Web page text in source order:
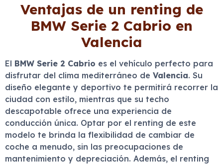
Ventajas de un renting de
BMW Serie 2 Cabrio en
Valencia
El BMW Serie 2 Cabrio es el vehículo perfecto para
disfrutar del clima mediterráneo de Valencia. Su
diseño elegante y deportivo te permitirá recorrer la
ciudad con estilo, mientras que su techo
descapotable ofrece una experiencia de
conducción única. Optar por el renting de este
modelo te brinda la flexibilidad de cambiar de
coche a menudo, sin las preocupaciones de
mantenimiento y depreciación. Además, el renting